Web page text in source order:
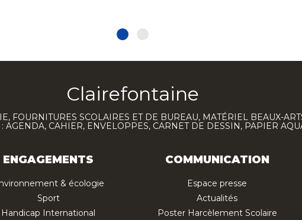
Clairefontaine
FOURNITURES SCOLAIRES ET DE BUREAU, MATÉRIEL BEAUX-
AGENDA, CAHIER, ENVELOPPES, CARNET DE DESSIN, PAPIER
ENGAGEMENTS
& écologie
Sport
Handicap International
COMMUNICATION
Espace presse
Actualités
Poster Harcèlement Scolaire